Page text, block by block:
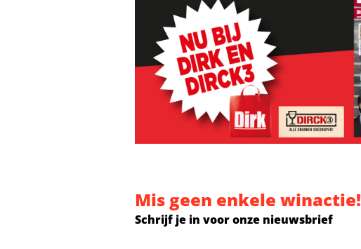
Mis geen enkele winactie!
Schrijf je in voor onze nieuwsbrief